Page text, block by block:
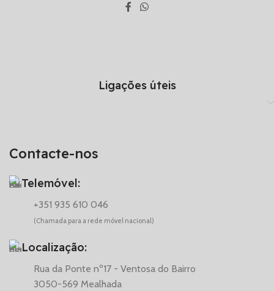
Contacte-nos
Telemóvel:
+351 935 610 046
(Chamada para a rede móvel nacional)
Localização:
Rua da Ponte nº17 - Ventosa do Bairro
3050-569 Mealhada
Ligações úteis